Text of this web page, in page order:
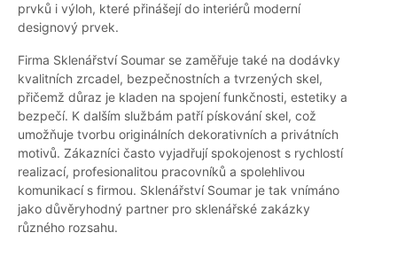
prvků i výloh, které přinášejí do interiérů moderní
designový prvek.
Firma Sklenářství Soumar se zaměřuje také na dodávky
kvalitních zrcadel, bezpečnostních a tvrzených skel,
přičemž důraz je kladen na spojení funkčnosti, estetiky a
bezpečí. K dalším službám patří pískování skel, což
umožňuje tvorbu originálních dekorativních a privátních
motivů. Zákazníci často vyjadřují spokojenost s rychlostí
realizací, profesionalitou pracovníků a spolehlivou
komunikací s firmou. Sklenářství Soumar je tak vnímáno
jako důvěryhodný partner pro sklenářské zakázky
různého rozsahu.